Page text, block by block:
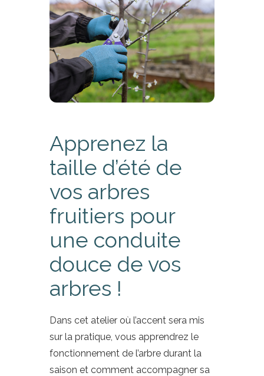
Apprenez la
taille d’été de
vos arbres
fruitiers pour
une conduite
douce de vos
arbres !
Dans cet atelier où l’accent sera mis
sur la pratique, vous apprendrez le
fonctionnement de l’arbre durant la
saison et comment accompagner sa